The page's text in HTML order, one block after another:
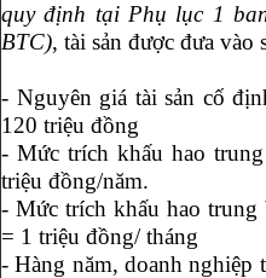
quy định tại Phụ lục 1
BTC), tài sản được đưa
- Nguyên giá tài sản cố
120 triệu đồng
- Mức trích khấu hao
triệu đồng/năm.
- Mức trích khấu hao
= 1 triệu đồng/ tháng
- Hàng năm, doanh